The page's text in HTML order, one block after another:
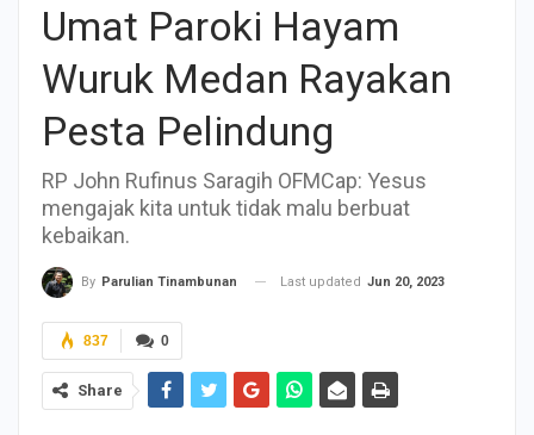
Umat Paroki Hayam
Wuruk Medan Rayakan
Pesta Pelindung
RP John Rufinus Saragih OFMCap: Yesus
mengajak kita untuk tidak malu berbuat
kebaikan.
By Parulian Tinambunan Last updated Jun 20, 2023
0
837
Share